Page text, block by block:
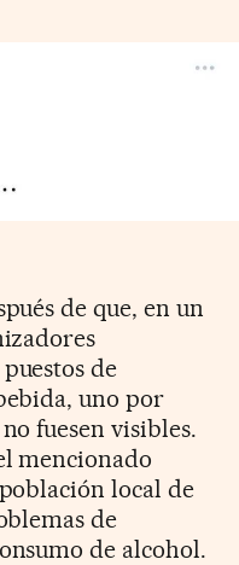
de que, en un
de
uno por
fuesen visibles.
mencionado
local de
de
de alcohol.